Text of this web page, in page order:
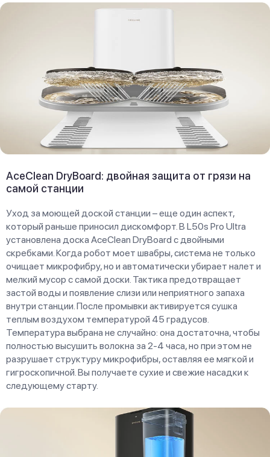
AceClean DryBoard: двойная защита от грязи на
самой станции
Уход за моющей доской станции – еще один аспект,
который раньше приносил дискомфорт. В L50s Pro Ultra
установлена доска AceClean DryBoard с двойными
скребками. Когда робот моет швабры, система не только
очищает микрофибру, но и автоматически убирает налет и
мелкий мусор с самой доски. Тактика предотвращает
застой воды и появление слизи или неприятного запаха
внутри станции. После промывки активируется сушка
теплым воздухом температурой 45 градусов.
Температура выбрана не случайно: она достаточна, чтобы
полностью высушить волокна за 2-4 часа, но при этом не
разрушает структуру микрофибры, оставляя ее мягкой и
гигроскопичной. Вы получаете сухие и свежие насадки к
следующему старту.